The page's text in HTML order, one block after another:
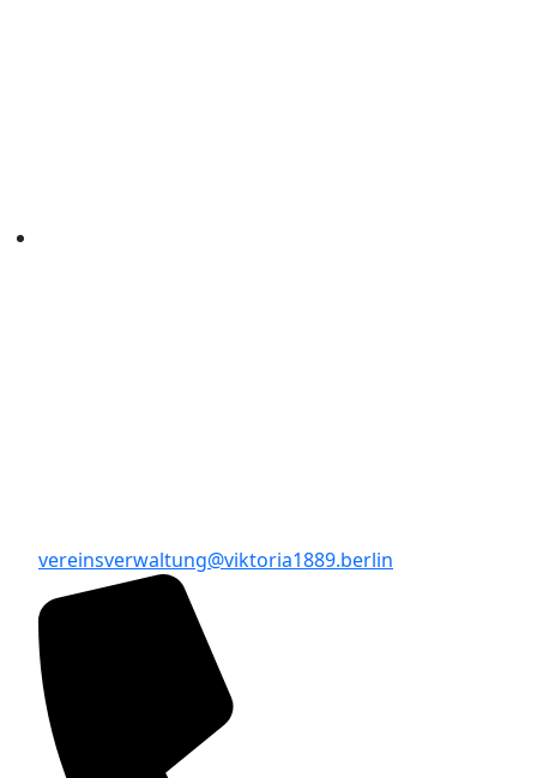
vereinsverwaltung@viktoria1889.berlin